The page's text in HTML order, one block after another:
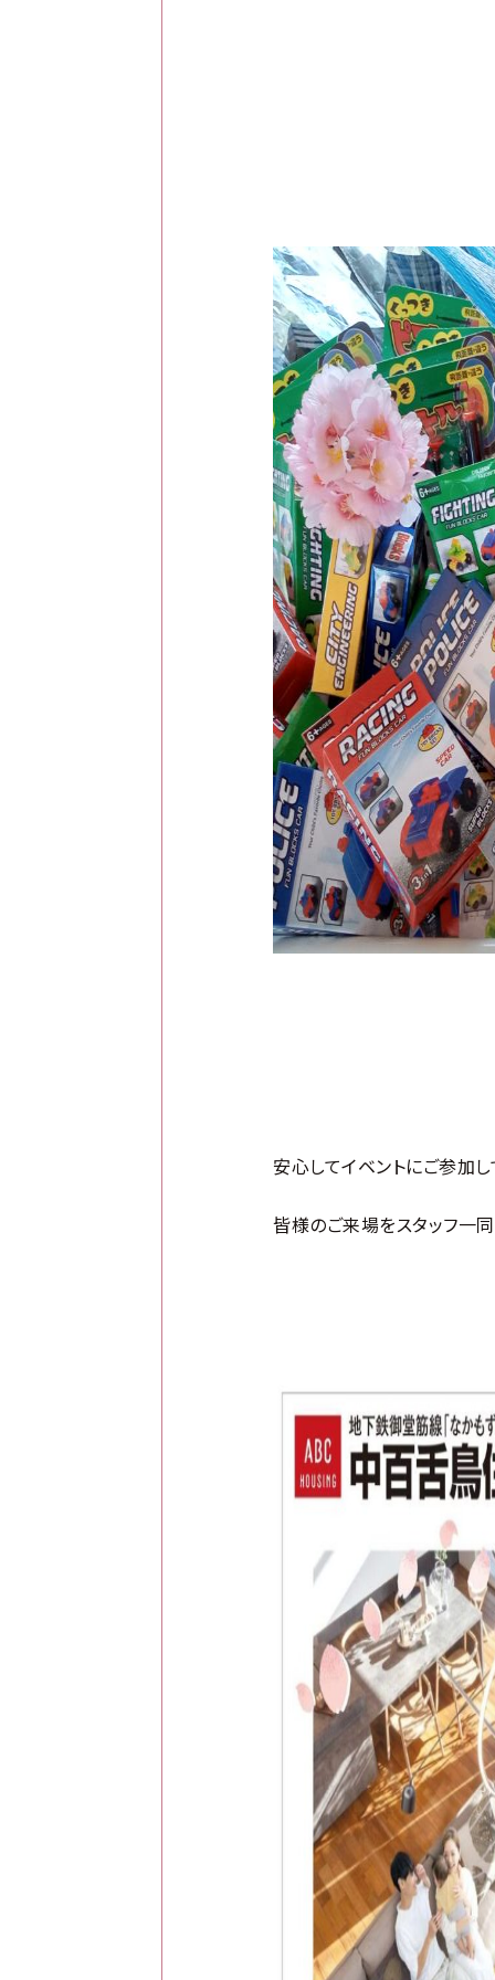
安心してイベントにご参加
皆様のご来場をスタッフ一同